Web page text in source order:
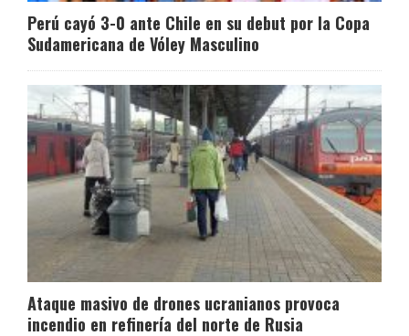
Perú cayó 3-0 ante Chile en su debut por la Copa
Sudamericana de Vóley Masculino
Ataque masivo de drones ucranianos provoca
incendio en refinería del norte de Rusia